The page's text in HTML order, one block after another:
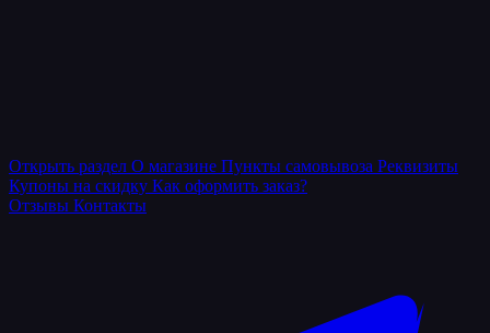
Открыть раздел О магазине Пункты самовывоза Реквизиты
Купоны на скидку Как оформить заказ?
Отзывы Контакты